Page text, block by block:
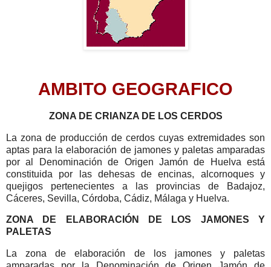
AMBITO GEOGRAFICO
ZONA DE CRIANZA DE LOS CERDOS
La zona de producción de cerdos cuyas extremidades son
aptas para la elaboración de jamones y paletas amparadas
por al Denominación de Origen Jamón de Huelva está
constituida por las dehesas de encinas, alcornoques y
quejigos pertenecientes a las provincias de Badajoz,
Cáceres, Sevilla, Córdoba, Cádiz, Málaga y Huelva.
ZONA DE ELABORACIÓN DE LOS JAMONES Y
PALETAS
La zona de elaboración de los jamones y paletas